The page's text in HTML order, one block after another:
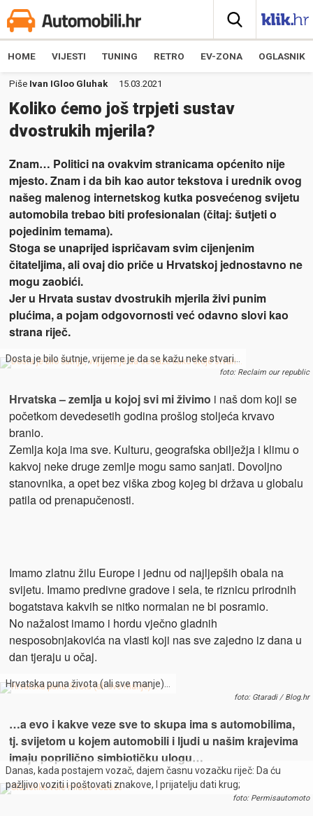
HOME VIJESTI TUNING RETRO EV-ZONA OGLASNIK
Piše Ivan IGloo Gluhak 15.03.2021
Koliko ćemo još trpjeti sustav
dvostrukih mjerila?
Znam… Politici na ovakvim stranicama općenito nije
mjesto. Znam i da bih kao autor tekstova i urednik ovog
našeg malenog internetskog kutka posvećenog svijetu
automobila trebao biti profesionalan (čitaj: šutjeti o
pojedinim temama).
Stoga se unaprijed ispričavam svim cijenjenim
čitateljima, ali ovaj dio priče u Hrvatskoj jednostavno ne
mogu zaobići.
Jer u Hrvata sustav dvostrukih mjerila živi punim
plućima, a pojam odgovornosti već odavno slovi kao
strana riječ.
Dosta je bilo šutnje, vrijeme je da se kažu neke stvari…
foto: Reclaim our republic
Hrvatska – zemlja u kojoj svi mi živimo i naš dom koji se
početkom devedesetih godina prošlog stoljeća krvavo
branio.
Zemlja koja ima sve. Kulturu, geografska obilježja i klimu o
kakvoj neke druge zemlje mogu samo sanjati. Dovoljno
stanovnika, a opet bez viška zbog kojeg bi država u globalu
patila od prenapučenosti.
Imamo zlatnu žilu Europe i jednu od najljepših obala na
svijetu. Imamo predivne gradove i sela, te riznicu prirodnih
bogatstava kakvih se nitko normalan ne bi posramio.
No nažalost imamo i hordu vječno gladnih
nesposobnjakovića na vlasti koji nas sve zajedno iz dana u
dan tjeraju u očaj.
Hrvatska puna života (ali sve manje)…
foto: Gtaradi / Blog.hr
…a evo i kakve veze sve to skupa ima s automobilima,
tj. svijetom u kojem automobili i ljudi u našim krajevima
imaju poprilično simbiotičku ulogu…
Danas, kada postajem vozač, dajem časnu vozačku riječ: Da ću
pažljivo voziti i poštovati znakove, I prijatelju dati krug;
foto: Permisautomoto